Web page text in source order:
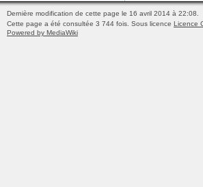
Dernière modification de cette page le 16 avril 2014 à 22:08.
Cette page a été consultée 3 744 fois. Sous licence Licence
Powered by MediaWiki